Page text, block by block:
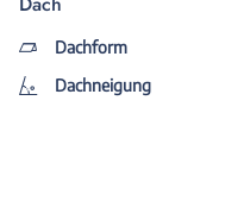
Dachform
Dachneigung